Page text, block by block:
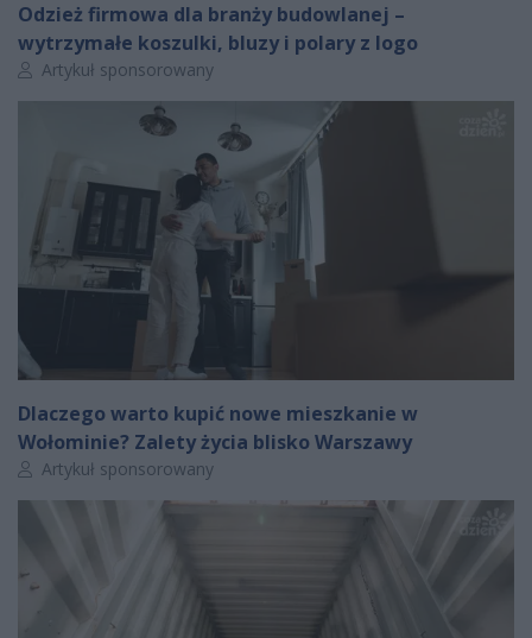
Odzież firmowa dla branży budowlanej –
wytrzymałe koszulki, bluzy i polary z logo
Autor artykułu:
Artykuł sponsorowany
Dlaczego warto kupić nowe mieszkanie w
Wołominie? Zalety życia blisko Warszawy
Autor artykułu:
Artykuł sponsorowany